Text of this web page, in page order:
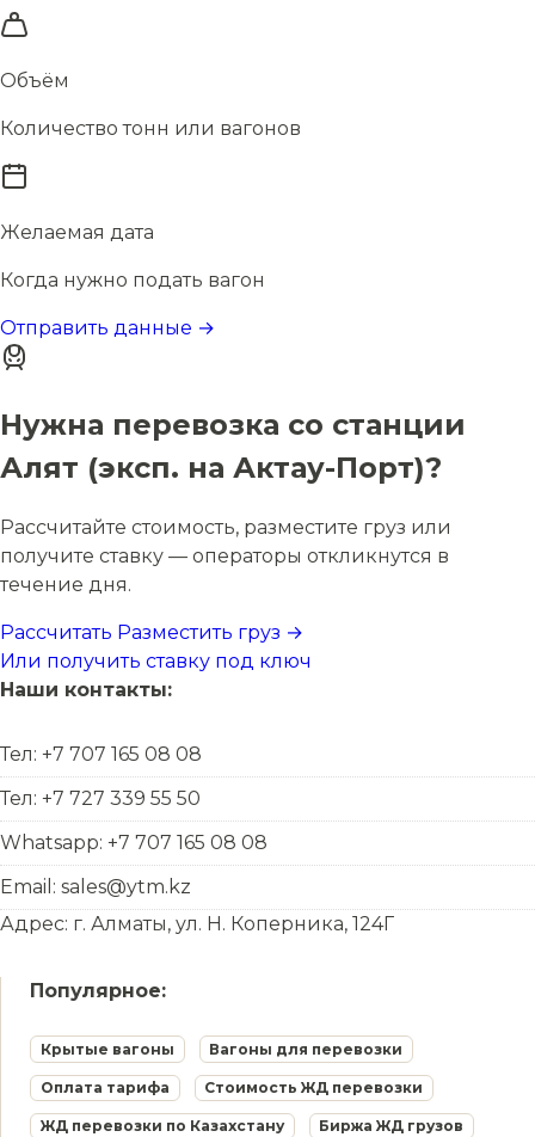
Объём
Количество тонн или вагонов
Желаемая дата
Когда нужно подать вагон
Отправить данные →
Нужна перевозка со станции
Алят (эксп. на Актау-Порт)?
Рассчитайте стоимость, разместите груз или
получите ставку — операторы откликнутся в
течение дня.
Рассчитать Разместить груз →
Или получить ставку под ключ
Наши контакты:
Тел: +7 707 165 08 08
Тел: +7 727 339 55 50
Whatsapp: +7 707 165 08 08
Email: sales@ytm.kz
Адрес: г. Алматы, ул. Н. Коперника, 124Г
Популярное:
Крытые вагоны Вагоны для перевозки
Оплата тарифа Стоимость ЖД перевозки
ЖД перевозки по Казахстану Биржа ЖД грузов